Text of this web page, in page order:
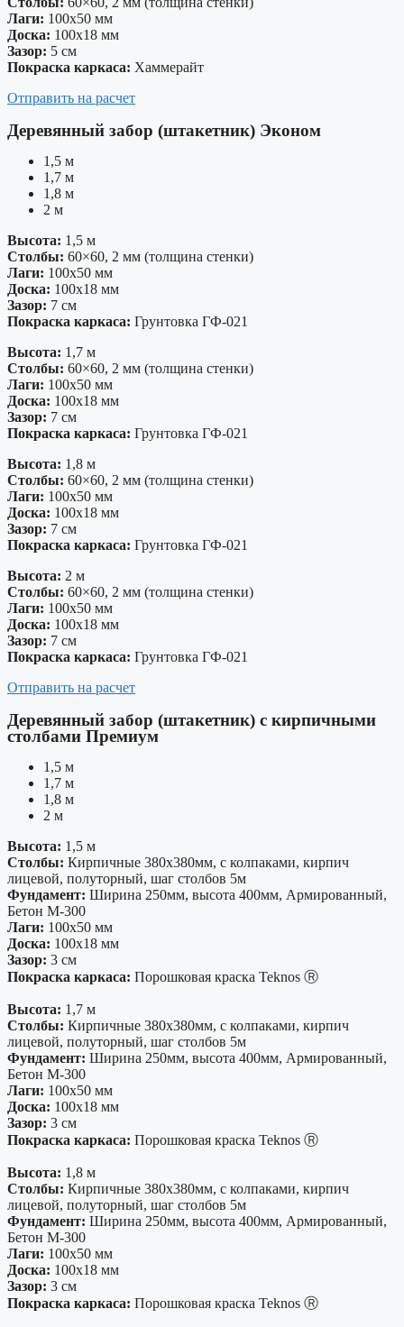
Лаги: 100х50 мм
Доска: 100х18 мм
Зазор: 5 см
Покраска каркаса: Хаммерайт
Отправить на расчет
Деревянный забор (штакетник) Эконом
1,5 м
1,7 м
1,8 м
2 м
Высота: 1,5 м
Столбы: 60×60, 2 мм (толщина стенки)
Лаги: 100х50 мм
Доска: 100х18 мм
Зазор: 7 см
Покраска каркаса: Грунтовка ГФ-021
Высота: 1,7 м
Столбы: 60×60, 2 мм (толщина стенки)
Лаги: 100х50 мм
Доска: 100х18 мм
Зазор: 7 см
Покраска каркаса: Грунтовка ГФ-021
Высота: 1,8 м
Столбы: 60×60, 2 мм (толщина стенки)
Лаги: 100х50 мм
Доска: 100х18 мм
Зазор: 7 см
Покраска каркаса: Грунтовка ГФ-021
Высота: 2 м
Столбы: 60×60, 2 мм (толщина стенки)
Лаги: 100х50 мм
Доска: 100х18 мм
Зазор: 7 см
Покраска каркаса: Грунтовка ГФ-021
Отправить на расчет
Деревянный забор (штакетник) с кирпичными
столбами Премиум
1,5 м
1,7 м
1,8 м
2 м
Высота: 1,5 м
Столбы: Кирпичные 380х380мм, с колпаками, кирпич
лицевой, полуторный, шаг столбов 5м
Фундамент: Ширина 250мм, высота 400мм, Армированный,
Бетон М-300
Лаги: 100х50 мм
Доска: 100х18 мм
Зазор: 3 см
Покраска каркаса: Порошковая краска Teknos Ⓡ
Высота: 1,7 м
Столбы: Кирпичные 380х380мм, с колпаками, кирпич
лицевой, полуторный, шаг столбов 5м
Фундамент: Ширина 250мм, высота 400мм, Армированный,
Бетон М-300
Лаги: 100х50 мм
Доска: 100х18 мм
Зазор: 3 см
Покраска каркаса: Порошковая краска Teknos Ⓡ
Высота: 1,8 м
Столбы: Кирпичные 380х380мм, с колпаками, кирпич
лицевой, полуторный, шаг столбов 5м
Фундамент: Ширина 250мм, высота 400мм, Армированный,
Бетон М-300
Лаги: 100х50 мм
Доска: 100х18 мм
Зазор: 3 см
Покраска каркаса: Порошковая краска Teknos Ⓡ